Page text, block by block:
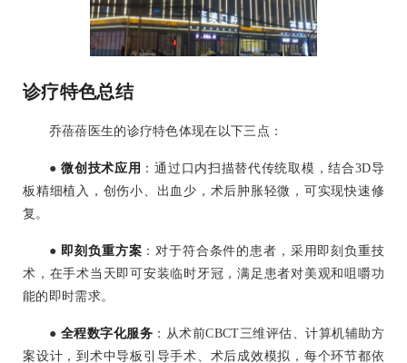
诊疗特色总结
乔蓓蓓医生的诊疗特色体现在以下三点：
●微创技术应用 ：通过口内扫描替代传统取模，结合3D导
板精细植入，创伤小、出血少，术后肿胀轻微，可实现快速修
复。
● 即刻负重方案 ：对于符合条件的患者，采用即刻负重技
术，在手术当天即可安装临时牙冠，满足患者对美观和咀嚼功
能的即时需求。
● 全程数字化服务 ：从术前CBCT三维评估、计算机辅助方
案设计，到术中导板引导手术、术后成效模拟，每个环节都依